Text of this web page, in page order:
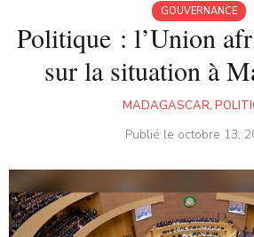
GOUVERNANCE
Politique : l’Union
sur la situation à
MADAGASCAR,
Publié le octobre 13,